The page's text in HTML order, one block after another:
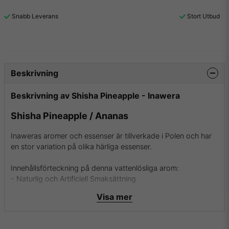
Snabb Leverans Stort Utbud
Beskrivning
Beskrivning av Shisha Pineapple - Inawera
Shisha Pineapple / Ananas
Inaweras aromer och essenser är tillverkade i Polen och har
en stor variation på olika härliga essenser.
Innehållsförteckning på denna vattenlösliga arom:
- Naturlig och Artificiell Smaksättning
Visa mer